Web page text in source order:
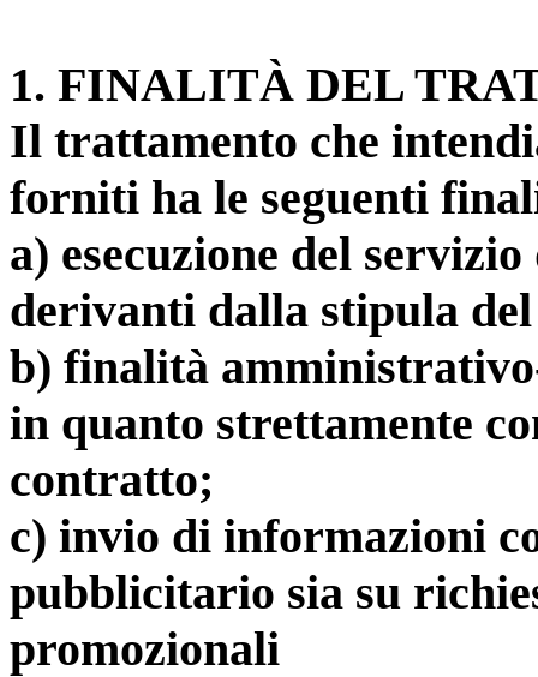
1. FINALITÀ DEL
Il trattamento che
forniti ha le seguenti
a) esecuzione del
derivanti dalla stipula
b) finalità
in quanto strettamente
contratto;
c) invio di informazioni
pubblicitario sia su
promozionali